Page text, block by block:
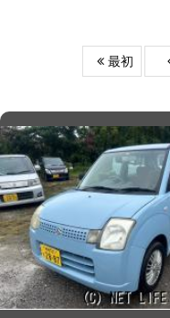
最初